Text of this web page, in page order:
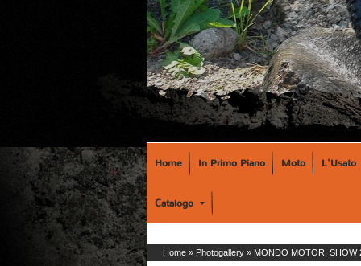
Home In Primo Piano Moto L'Usato
Catalogo
Home » Photogallery » MONDO MOTORI SHOW